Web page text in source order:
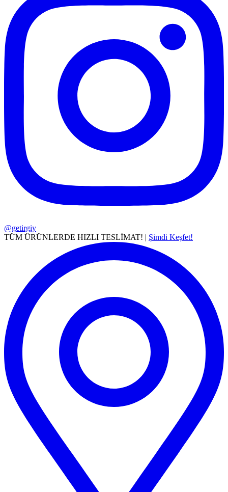
@getirgiy
TÜM ÜRÜNLERDE HIZLI TESLİMAT! | Şimdi Keşfet!